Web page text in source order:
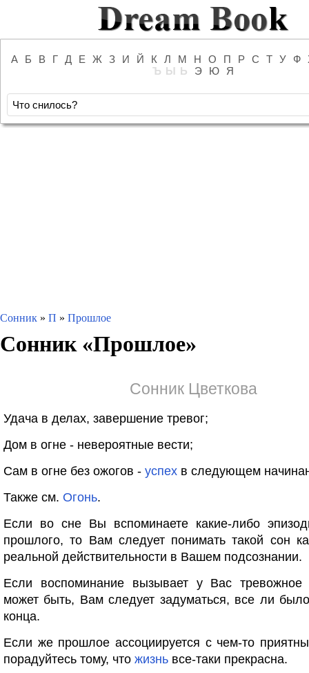
А Б В Г Д Е Ж З И Й К Л М Н О П Р С Т У Ф
Ъ Ы Ь Э Ю Я
Сонник » П » Прошлое
Сонник «Прошлое»
Сонник Цветкова
Удача в делах, завершение тревог;
Дом в огне - невероятные вести;
Сам в огне без ожогов - успех в следующем
Также см. Огонь.
Если во сне Вы вспоминаете какие-либо
прошлого, то Вам следует понимать такой сон
реальной действительности в Вашем подсознании.
Если воспоминание вызывает у Вас тревожное
может быть, Вам следует задуматься, все ли
конца.
Если же прошлое ассоциируется с чем-то
порадуйтесь тому, что жизнь все-таки прекрасна.